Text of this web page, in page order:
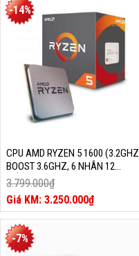
-14%
CPU AMD RYZEN 5 1600 (3.2GHZ
BOOST 3.6GHZ, 6 NHÂN 12
LUỒNG, 16MB CACHE, 65W,
SOCKET AM4)
3.799.000₫
Giá
gốc
là:
3.799.000₫.
3.250.000₫
Giá
hiện
tại
là:
-7%